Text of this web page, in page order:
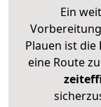
Ein
Plauen ist die
eine Route